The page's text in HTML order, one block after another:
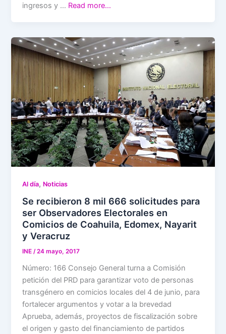
ingresos y … Read more…
Al día, Noticias
Se recibieron 8 mil 666 solicitudes para
ser Observadores Electorales en
Comicios de Coahuila, Edomex, Nayarit
y Veracruz
INE/24 mayo, 2017
Número: 166 Consejo General turna a Comisión
petición del PRD para garantizar voto de personas
transgénero en comicios locales del 4 de junio, para
fortalecer argumentos y votar a la brevedad
Aprueba, además, proyectos de fiscalización sobre
el origen y gasto del financiamiento de partidos